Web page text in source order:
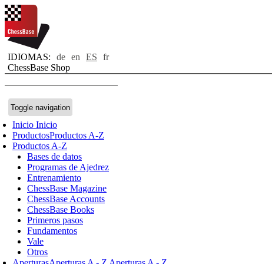
IDIOMAS: de en ES
fr
ChessBase Shop
Toggle navigation
Inicio Inicio
ProductosProductos A-Z
Productos A-Z
Bases de datos
Programas de Ajedrez
Entrenamiento
ChessBase Magazine
ChessBase Accounts
ChessBase Books
Primeros pasos
Fundamentos
Vale
Otros